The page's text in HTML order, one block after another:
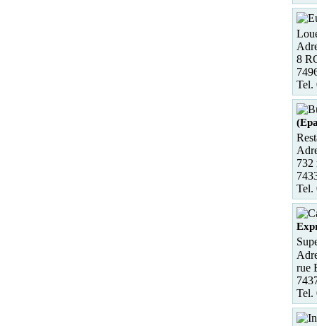
8
Tel.
732
Tel.
rue
Tel.